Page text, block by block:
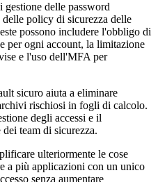
delle password
policy di sicurezza delle
possono includere l'obbligo di
per ogni account, la limitazione
e l'uso dell'MFA per
sicuro aiuta a eliminare
rischiosi in fogli di calcolo.
degli accessi e il
team di sicurezza.
ulteriormente le cose
a più applicazioni con un unico
senza aumentare